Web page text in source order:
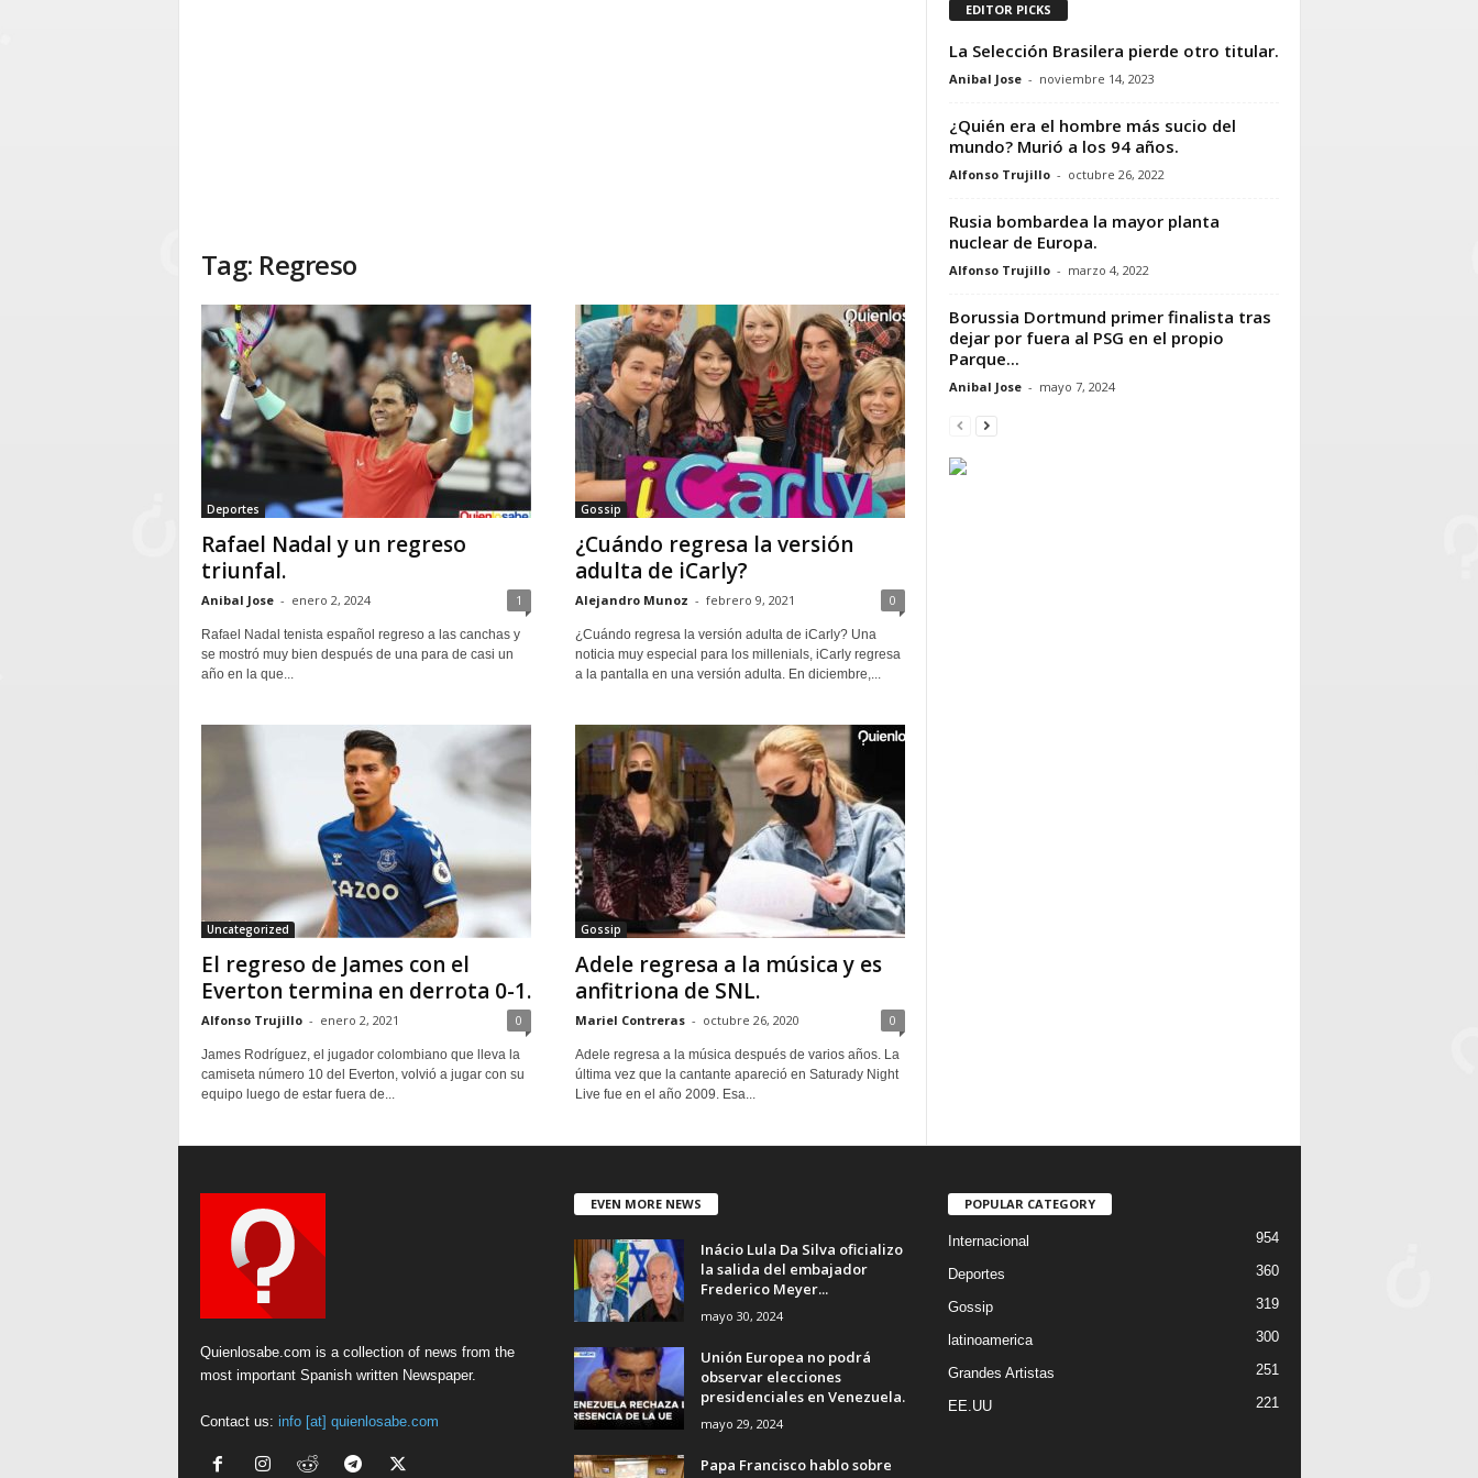
Tag: Regreso
Deportes
Rafael Nadal y un regreso
triunfal.
Anibal Jose - enero 2, 2024 1
Rafael Nadal tenista español regreso a las canchas y
se mostró muy bien después de una para de casi un
año en la que...
Gossip
¿Cuándo regresa la versión
adulta de iCarly?
Alejandro Munoz - febrero 9, 2021 0
¿Cuándo regresa la versión adulta de iCarly? Una
noticia muy especial para los millenials, iCarly regresa
a la pantalla en una versión adulta. En diciembre,...
Uncategorized
El regreso de James con el
Everton termina en derrota 0-1.
Alfonso Trujillo - enero 2, 2021 0
James Rodríguez, el jugador colombiano que lleva la
camiseta número 10 del Everton, volvió a jugar con su
equipo luego de estar fuera de...
Gossip
Adele regresa a la música y es
anfitriona de SNL.
Mariel Contreras - octubre 26, 2020 0
Adele regresa a la música después de varios años. La
última vez que la cantante apareció en Saturady Night
Live fue en el año 2009. Esa...
EDITOR PICKS
La Selección Brasilera pierde otro titular.
Anibal Jose - noviembre 14, 2023
¿Quién era el hombre más sucio del
mundo? Murió a los 94 años.
Alfonso Trujillo - octubre 26, 2022
Rusia bombardea la mayor planta
nuclear de Europa.
Alfonso Trujillo - marzo 4, 2022
Borussia Dortmund primer finalista tras
dejar por fuera al PSG en el propio
Parque...
Anibal Jose - mayo 7, 2024
Quienlosabe.com is a collection of news from the
most important Spanish written Newspaper.
Contact us: info [at] quienlosabe.com
EVEN MORE NEWS
Inácio Lula Da Silva oficializo
la salida del embajador
Frederico Meyer...
mayo 30, 2024
Unión Europea no podrá
observar elecciones
presidenciales en Venezuela.
mayo 29, 2024
Papa Francisco hablo sobre
POPULAR CATEGORY
Internacional 954
Deportes 360
Gossip 319
latinoamerica 300
Grandes Artistas 251
EE.UU 221